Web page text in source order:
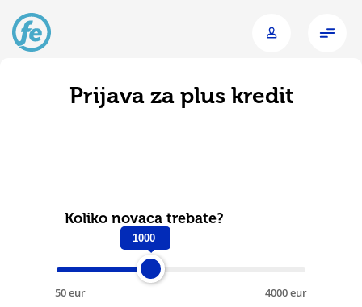
to
main
Prijava za plus kredit
Koliko novaca trebate?
50 eur 4000 eur
1000